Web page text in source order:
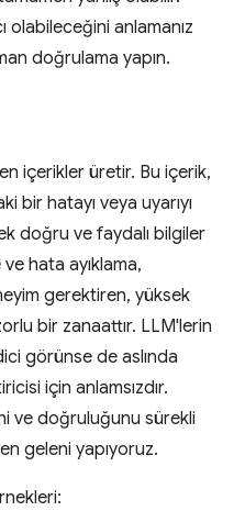
olabileceğini anlamanız
doğrulama yapın.
içerikler üretir. Bu içerik,
bir hatayı veya uyarıyı
doğru ve faydalı bilgiler
hata ayıklama,
gerektiren, yüksek
bir zanaattır. LLM'lerin
görünse de aslında
için anlamsızdır.
ve doğruluğunu sürekli
geleni yapıyoruz.